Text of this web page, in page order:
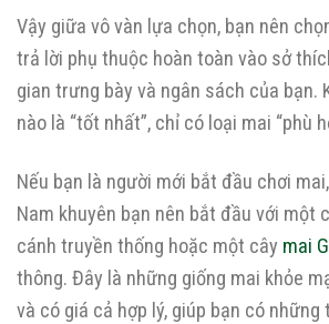
Vậy giữa vô vàn lựa chọn, bạn nên
trả lời phụ thuộc hoàn toàn vào sở
gian trưng bày và ngân sách của bạn.
nào là “tốt nhất”, chỉ có loại mai “phù
Nếu bạn là người mới bắt đầu chơi
Nam khuyên bạn nên bắt đầu với một
cánh truyền thống hoặc một cây mai
thông. Đây là những giống mai khỏe
và có giá cả hợp lý, giúp bạn có